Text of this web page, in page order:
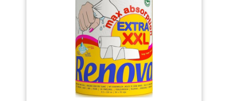
métal, volets, etc. Largeur de
l'abrasif 100 mm, diamètre de
l'abrasif 120 mm Le carter
possède une joue latérale (pour
une meilleure aspiration des
poussières) + une sortie
d’évacuation pour brancher un
aspirateur + un bouchon
d’occultation (lorsque le carter
n’est pas connecté à un flexible
d’aspirateur